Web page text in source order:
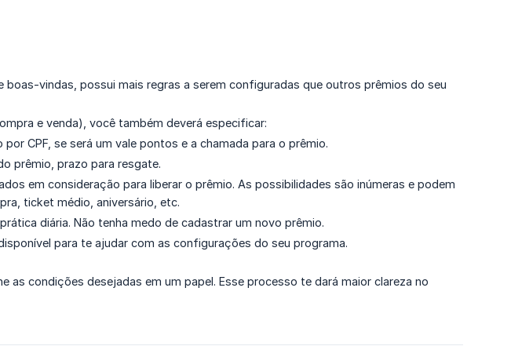
vindas, possui mais regras a serem configuradas que outros prêmios do seu
e venda), você também deverá especificar:
CPF, se será um vale pontos e a chamada para o prêmio.
prêmio, prazo para resgate.
em consideração para liberar o prêmio. As possibilidades são inúmeras e podem
ticket médio, aniversário, etc.
diária. Não tenha medo de cadastrar um novo prêmio.
para te ajudar com as configurações do seu programa.
as condições desejadas em um papel. Esse processo te dará maior clareza no